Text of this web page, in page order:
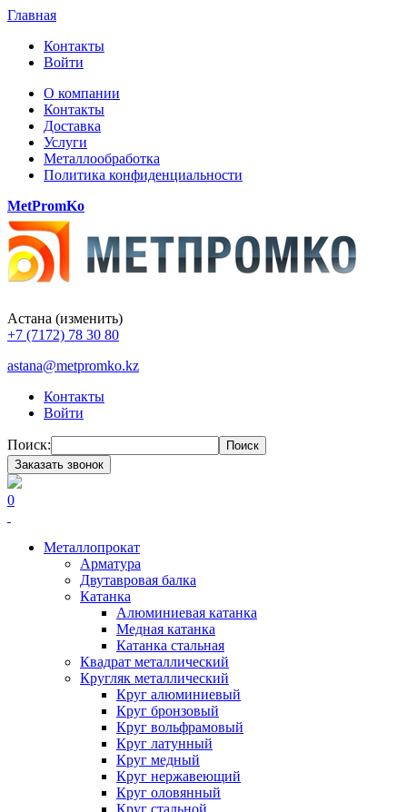
Главная
Контакты
Войти
О компании
Контакты
Доставка
Услуги
Металлообработка
Политика конфиденциальности
MetPromKo
Астана (изменить)
+7 (7172) 78 30 80
astana@metpromko.kz
Контакты
Войти
Поиск:
Поиск
Заказать звонок
0
Металлопрокат
Арматура
Двутавровая балка
Катанка
Алюминиевая катанка
Медная катанка
Катанка стальная
Квадрат металлический
Кругляк металлический
Круг алюминиевый
Круг бронзовый
Круг вольфрамовый
Круг латунный
Круг медный
Круг нержавеющий
Круг оловянный
Круг стальной